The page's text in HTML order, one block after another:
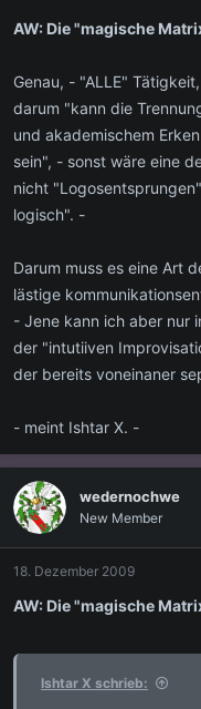
AW: Die "magische
Genau, - "ALLE"
darum "kann die
und akademischem
sein", - sonst wäre eine
nicht
logisch". -
Darum muss es eine Art
lästige
- Jene kann ich aber nur
der "intutiiven
der bereits voneinaner
- meint Ishtar X. -
wedernochwe
New Member
18. Dezember 2009
AW: Die "magische
Ishtar X schrieb: